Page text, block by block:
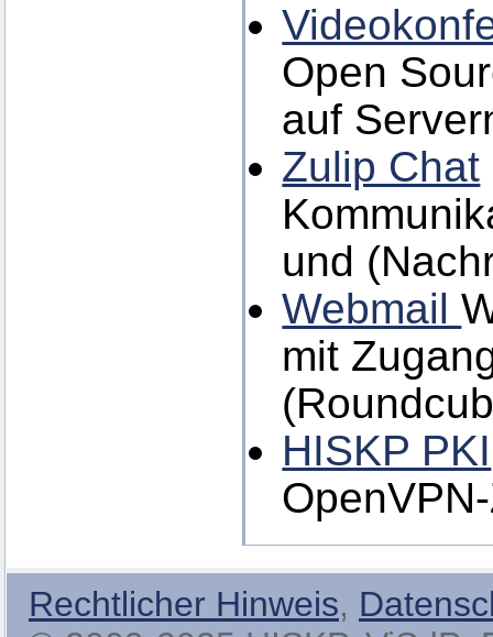
Open
auf
Zulip Chat
und
Webmail
mit
HISKP PKI
Rechtlicher Hinweis,